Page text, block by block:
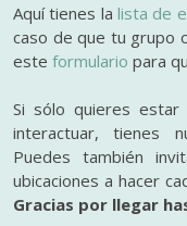
Aquí tienes lalista de
caso de que tu grupo
este formulario para
Si sólo quieres
interactuar, tienes
Puedes también
ubicaciones a hacer
Gracias por llegar